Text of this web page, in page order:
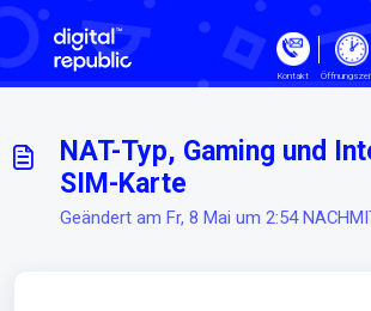
Zum
Kontakt
NAT-Typ, Gaming und
SIM-Karte
Geändert am Fr, 8 Mai um 2:54